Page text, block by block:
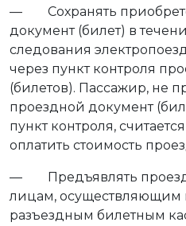
— Сохранять
документ (билет) в
следования
через пункт контроля
(билетов). Пассажир, не
проездной документ
пункт контроля,
оплатить стоимость
— Предъявлять
лицам, осуществляющим
разъездным билетным